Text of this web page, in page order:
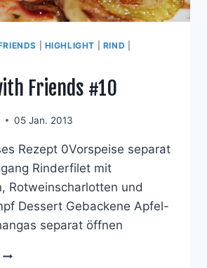
HIGHLIGHT RIND
Friends #10
05 Jan. 2013
Rezept 0Vorspeise separat
Rinderfilet mit
Rotweinscharlotten und
Dessert Gebackene Apfel-
separat öffnen
COOKING